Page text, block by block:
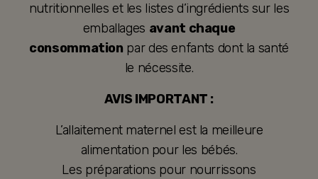
nutritionnelles et les listes d’ingrédients sur les
emballages avant chaque
consommation par des enfants dont la santé
le nécessite.
AVIS IMPORTANT :
L’allaitement maternel est la meilleure
alimentation pour les bébés.
Les préparations pour nourrissons